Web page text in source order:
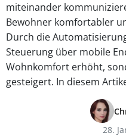
miteinander
Bewohner komfortabler
Durch die
Steuerung über mobile
Wohnkomfort erhöht,
gesteigert. In diesem
28.